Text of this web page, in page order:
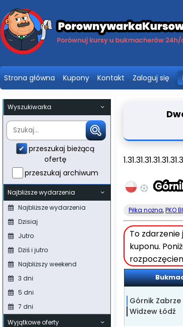
Strona główna Kupony Kontakt Zaloguj się
Wyszukiwarka
przeszukaj bieżącą
ofertę
przeszukaj archiwum
Najbliższe wydarzenia
Najbliższe wydarzenia
Dzisiaj
Jutro
Dziś i jutro
Najbliższy weekend
3 dni
5 dni
7 dni
Wyjątkowe oferty
Piłka nożna,PKO
To
kuponu.
Górnik Zabrze
Widzew Łódź